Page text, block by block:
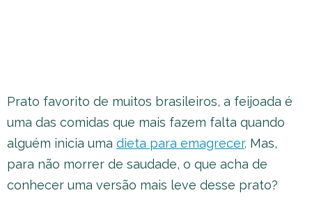
Prato favorito de muitos brasileiros, a feijoada é
uma das comidas que mais fazem falta quando
alguém inicia uma dieta para emagrecer. Mas,
para não morrer de saudade, o que acha de
conhecer uma versão mais leve desse prato?